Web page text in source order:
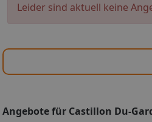
Leider sind aktuell keine
Angebote für Castillon Du-